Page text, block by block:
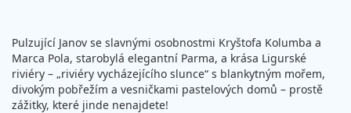
Pulzující Janov se slavnými osobnostmi Kryštofa Kolumba a
Marca Pola, starobylá elegantní Parma, a krása Ligurské
riviéry – „riviéry vycházejícího slunce“ s blankytným mořem,
divokým pobřežím a vesničkami pastelových domů – prostě
zážitky, které jinde nenajdete!